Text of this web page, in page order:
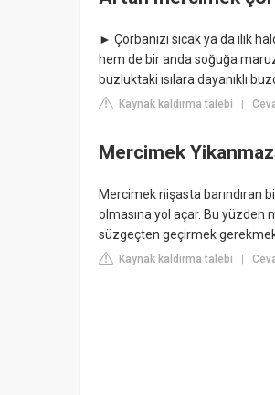
► Çorbanızı sıcak ya da ılık
hem de bir anda soğuğa
buzluktaki ısılara dayanıklı
Kaynak kaldırma talebi |
Mercimek
Mercimek nişasta barındıran
olmasına yol açar. Bu yüzden
süzgeçten geçirmek
Kaynak kaldırma talebi |